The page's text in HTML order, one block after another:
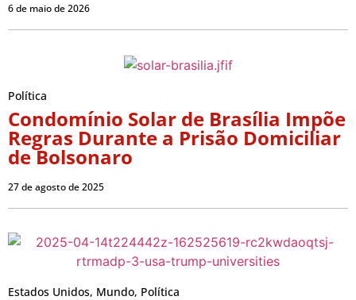
6 de maio de 2026
Política
Condomínio Solar de Brasília Impõe
Regras Durante a Prisão Domiciliar
de Bolsonaro
27 de agosto de 2025
Estados Unidos, Mundo, Política